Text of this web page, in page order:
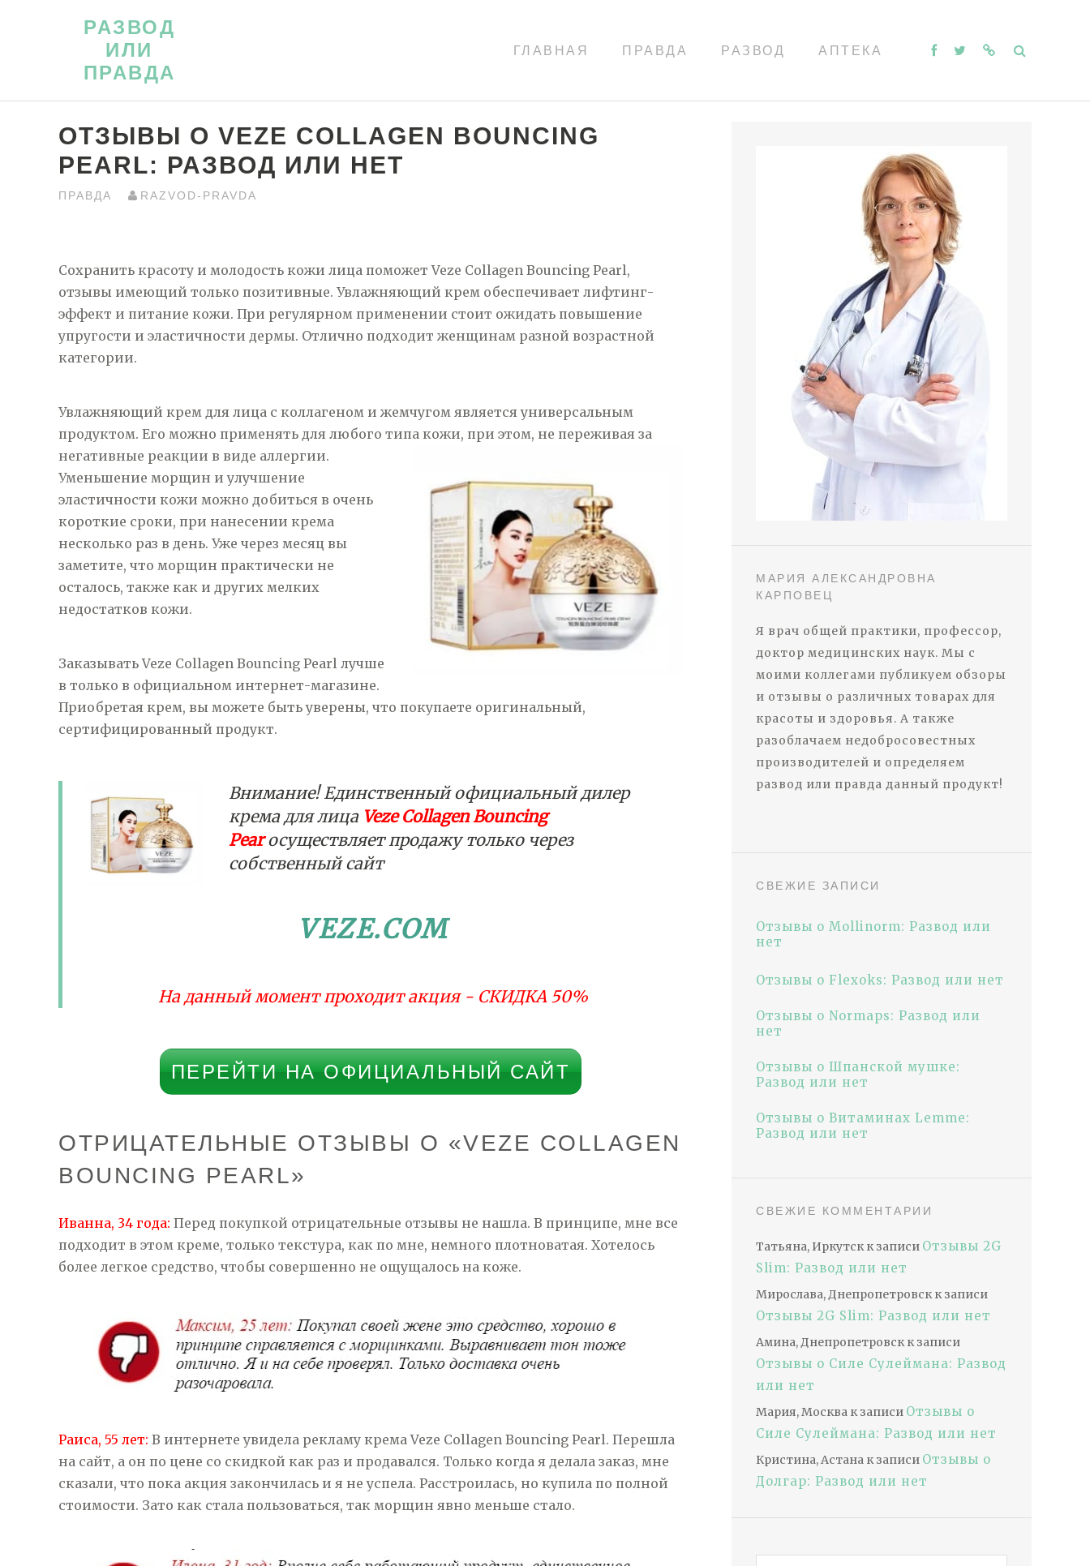
РАЗВОД
ИЛИ
ПРАВДА
ГЛАВНАЯ ПРАВДА РАЗВОД АПТЕКА
ОТЗЫВЫ О VEZE COLLAGEN BOUNCING
PEARL: РАЗВОД ИЛИ НЕТ
ПРАВДА RAZVOD-PRAVDA
Сохранить красоту и молодость кожи лица поможет Veze Collagen Bouncing Pearl,
отзывы имеющий только позитивные. Увлажняющий крем обеспечивает лифтинг-
эффект и питание кожи. При регулярном применении стоит ожидать повышение
упругости и эластичности дермы. Отлично подходит женщинам разной возрастной
категории.
Увлажняющий крем для лица с коллагеном и жемчугом является универсальным
продуктом. Его можно применять для любого типа кожи, при этом, не переживая за
негативные реакции в виде аллергии.
Уменьшение морщин и улучшение
эластичности кожи можно добиться в очень
короткие сроки, при нанесении крема
несколько раз в день. Уже через месяц вы
заметите, что морщин практически не
осталось, также как и других мелких
недостатков кожи.
Заказывать Veze Collagen Bouncing Pearl лучше
в только в официальном интернет-магазине.
Приобретая крем, вы можете быть уверены, что покупаете оригинальный,
сертифицированный продукт.
Внимание! Единственный официальный дилер
крема для лица Veze Collagen Bouncing
Pear осуществляет продажу только через
собственный сайт
VEZE.COM
На данный момент проходит акция - СКИДКА 50%
ПЕРЕЙТИ НА ОФИЦИАЛЬНЫЙ САЙТ
ОТРИЦАТЕЛЬНЫЕ ОТЗЫВЫ О «VEZE COLLAGEN
BOUNCING PEARL»
Иванна, 34 года: Перед покупкой отрицательные отзывы не нашла. В принципе, мне все
подходит в этом креме, только текстура, как по мне, немного плотноватая. Хотелось
более легкое средство, чтобы совершенно не ощущалось на коже.
Раиса, 55 лет: В интернете увидела рекламу крема Veze Collagen Bouncing Pearl. Перешла
на сайт, а он по цене со скидкой как раз и продавался. Только когда я делала заказ, мне
сказали, что пока акция закончилась и я не успела. Расстроилась, но купила по полной
стоимости. Зато как стала пользоваться, так морщин явно меньше стало.
МАРИЯ АЛЕКСАНДРОВНА
КАРПОВЕЦ
Я врач общей практики, профессор,
доктор медицинских наук. Мы с
моими коллегами публикуем обзоры
и отзывы о различных товарах для
красоты и здоровья. А также
разоблачаем недобросовестных
производителей и определяем
развод или правда данный продукт!
СВЕЖИЕ ЗАПИСИ
Отзывы о Mollinorm: Развод или
нет
Отзывы о Flexoks: Развод или нет
Отзывы о Normaps: Развод или
нет
Отзывы о Шпанской мушке:
Развод или нет
Отзывы о Витаминах Lemme:
Развод или нет
СВЕЖИЕ КОММЕНТАРИИ
Татьяна, Иркутскк записи Отзывы 2G
Slim: Развод или нет
Мирослава, Днепропетровскк записи
Отзывы 2G Slim: Развод или нет
Амина, Днепропетровскк записи
Отзывы о Силе Сулеймана: Развод
или нет
Мария, Москва к записи Отзывы о
Силе Сулеймана: Развод или нет
Кристина, Астана к записи Отзывы о
Долгар: Развод или нет